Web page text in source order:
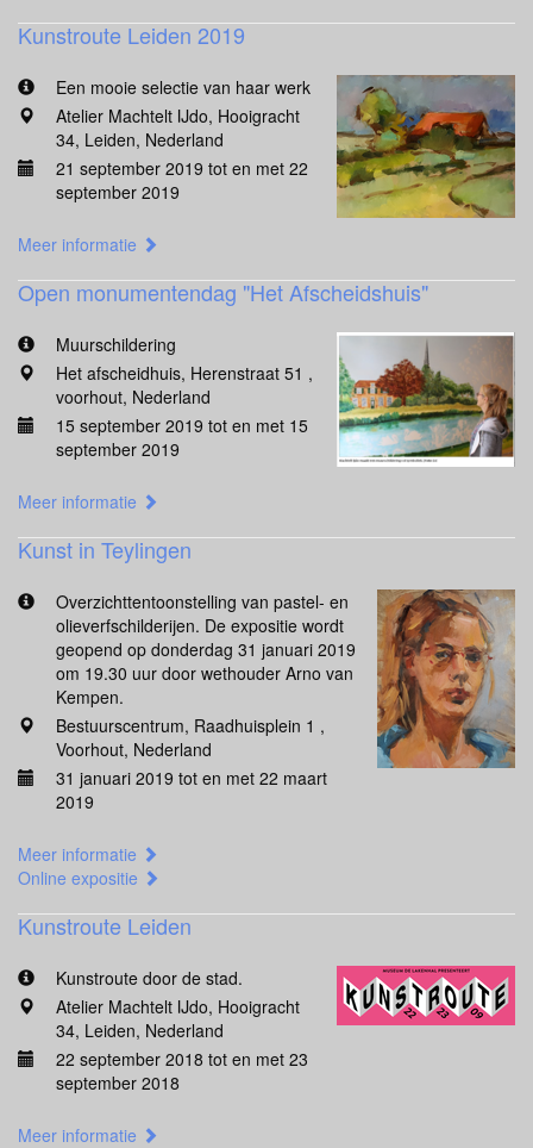
Kunstroute Leiden 2019
Een mooie selectie van haar werk
Atelier Machtelt IJdo, Hooigracht
34, Leiden, Nederland
21 september 2019 tot en met 22
september 2019
Meer informatie
Open monumentendag "Het Afscheidshuis"
Muurschildering
Het afscheidhuis, Herenstraat 51 ,
voorhout, Nederland
15 september 2019 tot en met 15
september 2019
Meer informatie
Kunst in Teylingen
Overzichttentoonstelling van pastel- en
olieverfschilderijen. De expositie wordt
geopend op donderdag 31 januari 2019
om 19.30 uur door wethouder Arno van
Kempen.
Bestuurscentrum, Raadhuisplein 1 ,
Voorhout, Nederland
31 januari 2019 tot en met 22 maart
2019
Meer informatie
Online expositie
Kunstroute Leiden
Kunstroute door de stad.
Atelier Machtelt IJdo, Hooigracht
34, Leiden, Nederland
22 september 2018 tot en met 23
september 2018
Meer informatie